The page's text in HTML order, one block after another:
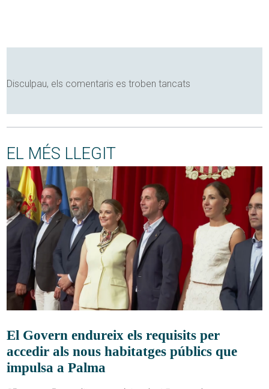
Disculpau, els comentaris es troben tancats
EL MÉS LLEGIT
El Govern endureix els requisits per
accedir als nous habitatges públics que
impulsa a Palma